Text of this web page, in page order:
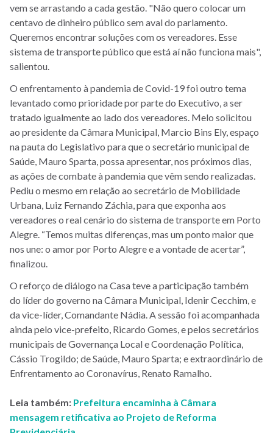
vem se arrastando a cada gestão. "Não quero colocar um
centavo de dinheiro público sem aval do parlamento.
Queremos encontrar soluções com os vereadores. Esse
sistema de transporte público que está aí não funciona mais",
salientou.
O enfrentamento à pandemia de Covid-19 foi outro tema
levantado como prioridade por parte do Executivo, a ser
tratado igualmente ao lado dos vereadores. Melo solicitou
ao presidente da Câmara Municipal, Marcio Bins Ely, espaço
na pauta do Legislativo para que o secretário municipal de
Saúde, Mauro Sparta, possa apresentar, nos próximos dias,
as ações de combate à pandemia que vêm sendo realizadas.
Pediu o mesmo em relação ao secretário de Mobilidade
Urbana, Luiz Fernando Záchia, para que exponha aos
vereadores o real cenário do sistema de transporte em Porto
Alegre. “Temos muitas diferenças, mas um ponto maior que
nos une: o amor por Porto Alegre e a vontade de acertar”,
finalizou.
O reforço de diálogo na Casa teve a participação também
do líder do governo na Câmara Municipal, Idenir Cecchim, e
da vice-líder, Comandante Nádia. A sessão foi acompanhada
ainda pelo vice-prefeito, Ricardo Gomes, e pelos secretários
municipais de Governança Local e Coordenação Política,
Cássio Trogildo; de Saúde, Mauro Sparta; e extraordinário de
Enfrentamento ao Coronavírus, Renato Ramalho.
Leia também: Prefeitura encaminha à Câmara
mensagem retificativa ao Projeto de Reforma